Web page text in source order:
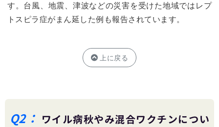
す。台風、地震、津波などの災害を受けた地域ではレプ
トスピラ症がまん延した例も報告されています。
上に戻る
Q2： ワイル病秋やみ混合ワクチンについ